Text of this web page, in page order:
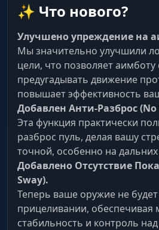
✨ Что нового?
Улучшено упреждение на
Мы значительно улучшили
цели, что позволяет
предугадывать движение
повышает эффективность
Добавлен Анти-Разброс (No
Эта функция практически
разброс пуль, делая вашу
точной, особенно на
Добавлено Отсутствие
Sway).
Теперь ваше оружие не
прицеливании, обеспечивая
стабильность и контроль